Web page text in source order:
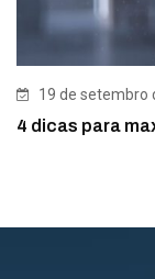
19 de setembro
4 dicas para